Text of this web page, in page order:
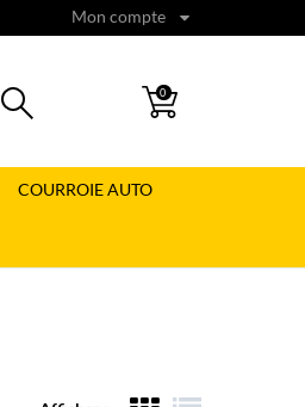
Mon compte
0
COURROIE AUTO